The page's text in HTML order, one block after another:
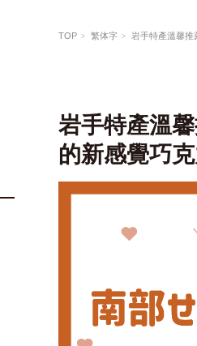
TOP 繁体字 岩手特產溫馨推
岩手特產溫
的新感覺巧